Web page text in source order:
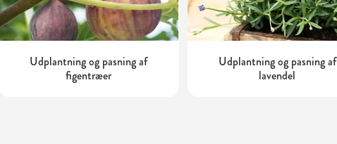
Udplantning og pasning af
figentræer
Udplantning og pasning af
lavendel